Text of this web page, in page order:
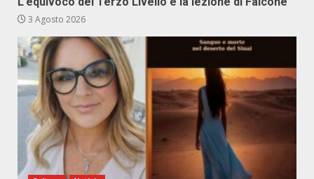
3 Agosto 2026